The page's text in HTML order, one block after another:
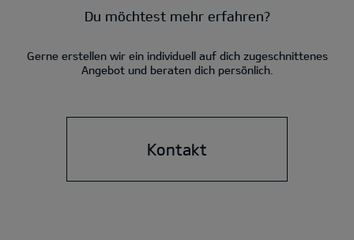
Du möchtest mehr erfahren?
Gerne erstellen wir ein individuell auf dich zugeschnittenes
Angebot und beraten dich persönlich.
Kontakt